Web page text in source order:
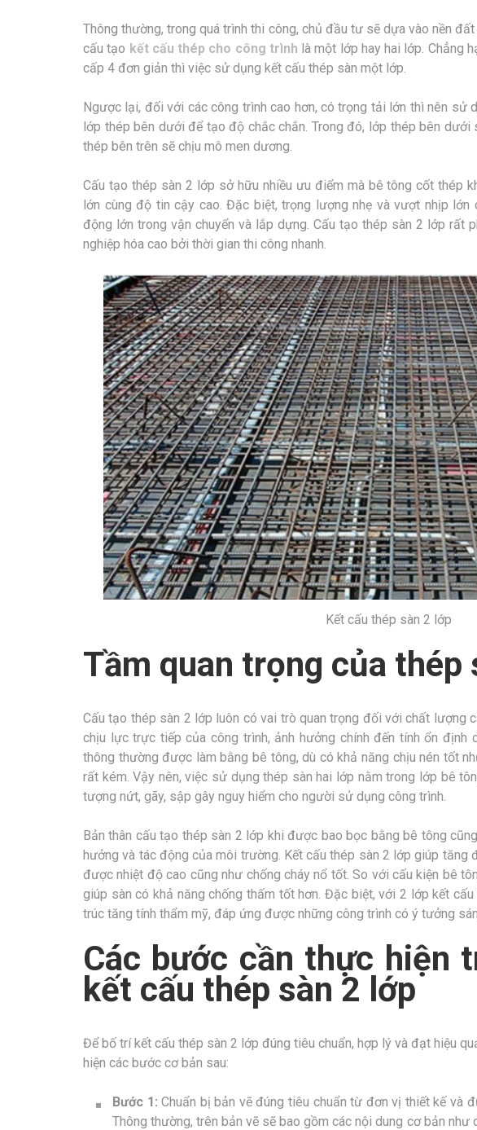
Thông thường, trong quá trình thi công, chủ đầu tư sẽ dựa vào nền
cấu tạo kết cấu thép cho công trình là một lớp hay hai lớp. Chẳng
cấp 4 đơn giản thì việc sử dụng kết cấu thép sàn một lớp.
Ngược lại, đối với các công trình cao hơn, có trọng tải lớn thì nên sử
lớp thép bên dưới để tạo độ chắc chắn. Trong đó, lớp thép bên dưới
thép bên trên sẽ chịu mô men dương.
Cấu tạo thép sàn 2 lớp sở hữu nhiều ưu điểm mà bê tông cốt thép
lớn cùng độ tin cậy cao. Đặc biệt, trọng lượng nhẹ và vượt nhịp
động lớn trong vận chuyển và lắp dựng. Cấu tạo thép sàn 2 lớp rất
nghiệp hóa cao bởi thời gian thi công nhanh.
Kết cấu thép sàn 2 lớp
Tầm quan trọng của thép
Cấu tạo thép sàn 2 lớp luôn có vai trò quan trọng đối với chất lượng
chịu lực trực tiếp của công trình, ảnh hưởng chính đến tính ổn định
thông thường được làm bằng bê tông, dù có khả năng chịu nén tốt
rất kém. Vậy nên, việc sử dụng thép sàn hai lớp nằm trong lớp bê
tượng nứt, gãy, sập gây nguy hiểm cho người sử dụng công trình.
Bản thân cấu tạo thép sàn 2 lớp khi được bao bọc bằng bê tông
hưởng và tác động của môi trường. Kết cấu thép sàn 2 lớp giúp tăng
được nhiệt độ cao cũng như chống cháy nổ tốt. So với cấu kiện bê
giúp sàn có khả năng chống thấm tốt hơn. Đặc biệt, với 2 lớp kết
trúc tăng tính thẩm mỹ, đáp ứng được những công trình có ý tưởng
Các bước cần thực hiện
kết cấu thép sàn 2 lớp
Để bố trí kết cấu thép sàn 2 lớp đúng tiêu chuẩn, hợp lý và đạt hiệu
hiện các bước cơ bản sau:
Bước 1: Chuẩn bị bản vẽ đúng tiêu chuẩn từ đơn vị thiết kế và
Thông thường, trên bản vẽ sẽ bao gồm các nội dung cơ bản